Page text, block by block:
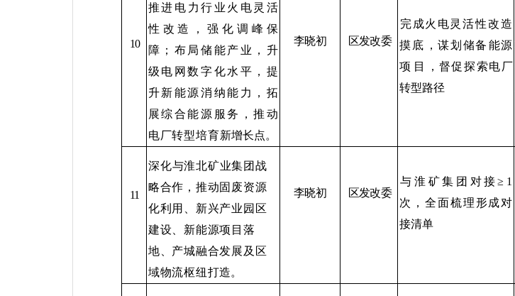
10
推进电力行业火电灵活
性 改造，强化调峰保
障；布局储能产业，升
级电网数字化水平，提
升新能源消纳能力，拓
展综合能源服务，推动
电厂转型培育新增长点。
李晓初 区发改委
完成火电灵 活性 改造
摸底 ，谋划储备 能源
项 目 ，督促探索电厂
转型路径
11
深化与淮北矿业集团战
略合作，推动固废资源
化利用、新兴产业园区
建设、新能源项目落
地、产城融合发展及区
域物流枢纽打造。
李晓初 区发改委
与 淮 矿 集 团 对接≥ 1
次，全面梳理形成对
接清单